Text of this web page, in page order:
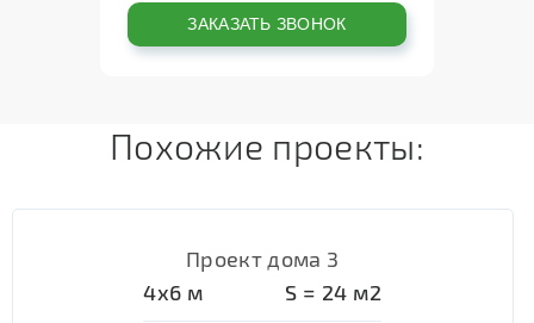
Похожие проекты:
Проект дома 3
4х6 м S = 24 м2